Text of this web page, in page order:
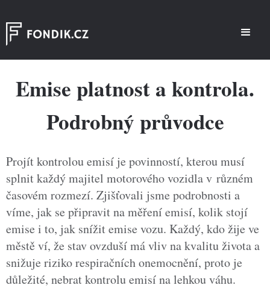
Emise platnost a kontrola.
Podrobný průvodce
Projít kontrolou emisí je povinností, kterou musí
splnit každý majitel motorového vozidla v různém
časovém rozmezí. Zjišťovali jsme podrobnosti a
víme, jak se připravit na měření emisí, kolik stojí
emise i to, jak snížit emise vozu. Každý, kdo žije ve
městě ví, že stav ovzduší má vliv na kvalitu života a
snižuje riziko respiračních onemocnění, proto je
důležité, nebrat kontrolu emisí na lehkou váhu.